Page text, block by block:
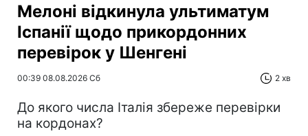
Мелоні відкинула ультиматум
Іспанії щодо прикордонних
перевірок у Шенгені
00:39 08.08.2026 Сб 2 хв
До якого числа Італія збереже перевірки
на кордонах?